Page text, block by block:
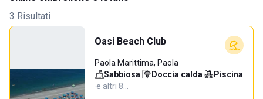
3 Risultati
Oasi Beach Club
Paola Marittima, Paola
Sabbiosa· Doccia calda·
Piscina
·e altri 8…